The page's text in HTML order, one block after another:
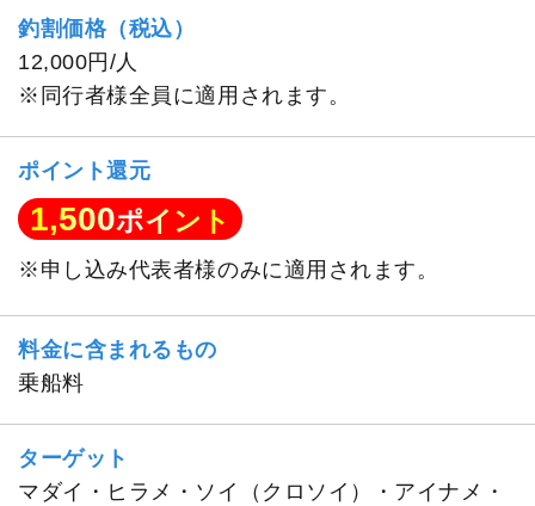
釣割価格（税込）
12,000円/人
※同行者様全員に適用されます。
ポイント還元
1,500ポイント
※申し込み代表者様のみに適用されます。
料金に含まれるもの
乗船料
ターゲット
マダイ・ヒラメ・ソイ（クロソイ）・アイナメ・